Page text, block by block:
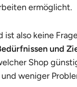
ermöglicht.
ist also keine
und
Shop
weniger